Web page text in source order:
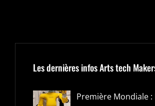
Les dernières infos Arts tech
Première Mondiale :